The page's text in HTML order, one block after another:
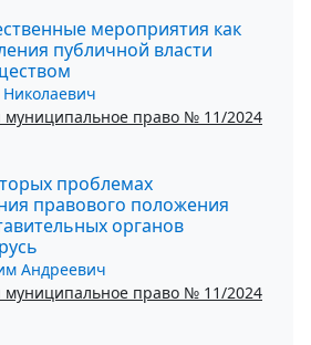
мероприятия как
публичной власти
муниципальное право № 11/2024
проблемах
правового положения
органов
Андреевич
муниципальное право № 11/2024